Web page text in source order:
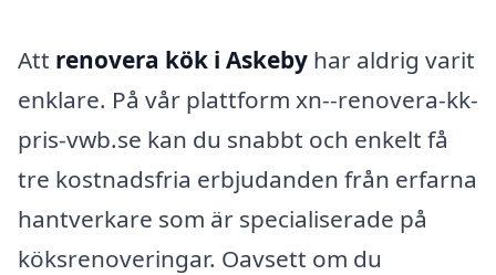
Att renovera kök i Askeby har aldrig varit
enklare. På vår plattform xn--renovera-kk-
pris-vwb.se kan du snabbt och enkelt få
tre kostnadsfria erbjudanden från erfarna
hantverkare som är specialiserade på
köksrenoveringar. Oavsett om du